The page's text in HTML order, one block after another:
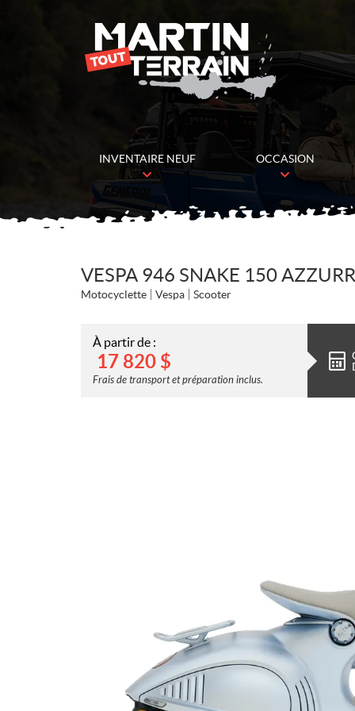
INVENTAIRE NEUF OCCASION
VESPA 946 SNAKE 150
Motocyclette Vespa Scooter
À partir de :
17 820 $
Frais de transport et préparation inclus.